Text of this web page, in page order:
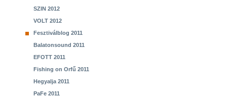
SZIN 2012
VOLT 2012
Fesztiválblog 2011
Balatonsound 2011
EFOTT 2011
Fishing on Orfű 2011
Hegyalja 2011
PaFe 2011